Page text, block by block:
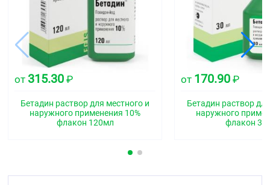
Антисептическое и дезинфицирующее средство.
Высвобождаясь из комплекса с
поливинилпирролидоном при контакте с кожей и
слизистыми, йод образует с белками клетки
бактерий йодамины, коагулирует их и вызывает
гибель микроорганизмов. Оказывает быстрое
бактерицидной действие на грамположительные и
грамотрицательные бактерии (за исключением
M.tuberculosis). Эффективен в отношении грибов,
вирусов, простейших. Фармакокинетика: При
местном применении почти не происходит
от 315.30 ₽
Бетадин раствор для местного и
наружного применения 10%
флакон 120мл
от 170.90 ₽
Бетадин раствор
наружного
флакон